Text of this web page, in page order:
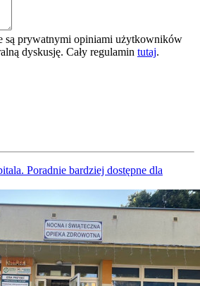
są prywatnymi opiniami użytkowników
dyskusję. Cały regulamin tutaj.
Poradnie bardziej dostępne dla